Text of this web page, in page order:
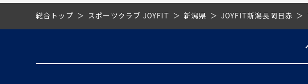
総合トップ スポーツクラブ JOYFIT 新潟県 JOYFIT新潟長岡日赤